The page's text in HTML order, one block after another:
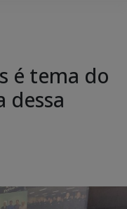
é tema do
dessa